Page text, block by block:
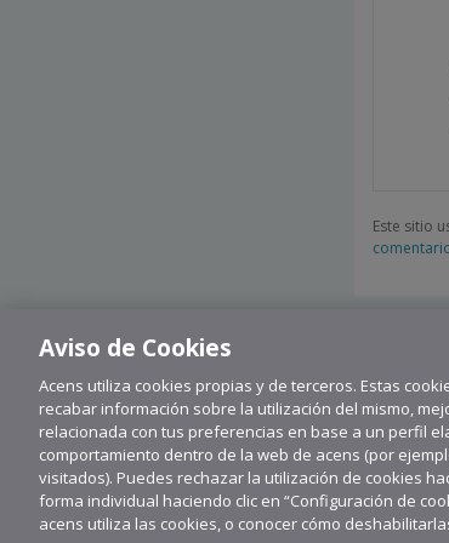
Este sitio
Aviso de Cookies
Acens utiliza cookies propias y de terceros. Estas
recabar información sobre la utilización del mismo,
relacionada con tus preferencias en base a un perfil
comportamiento dentro de la web de acens (por
visitados). Puedes rechazar la utilización de cookies
forma individual haciendo clic en “Configuración de
acens utiliza las cookies, o conocer cómo